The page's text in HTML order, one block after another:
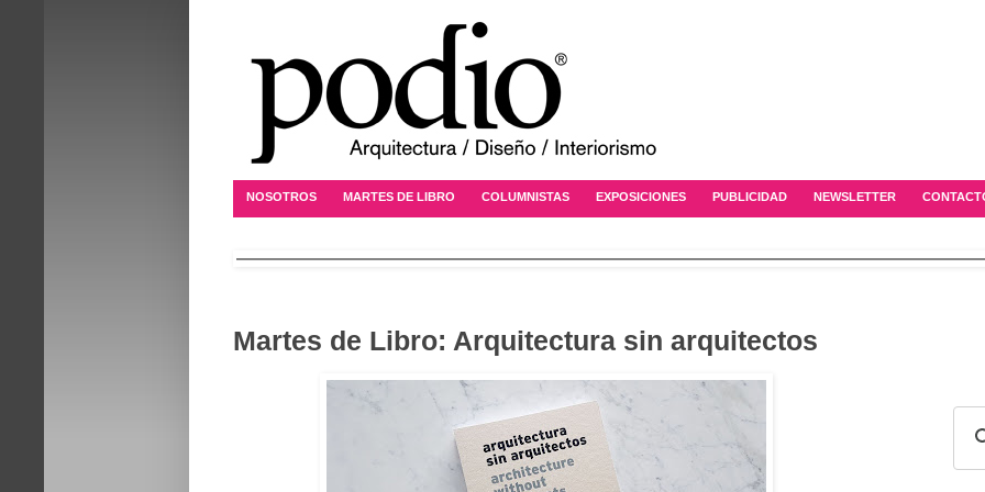
NOSOTROS MARTES DE LIBRO COLUMNISTAS EXPOSICIONES PUBLICIDAD NEWSLETTER
Martes de Libro: Arquitectura sin arquitectos